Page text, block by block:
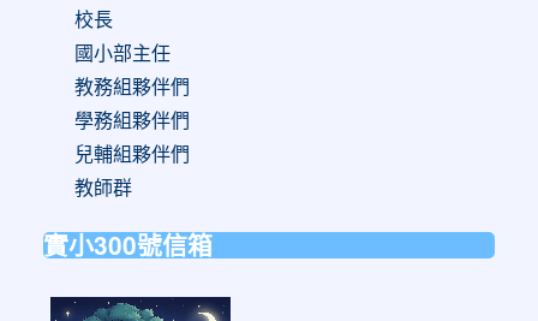
校長
國小部主任
教務組夥伴們
學務組夥伴們
兒輔組夥伴們
教師群
實小300號信箱